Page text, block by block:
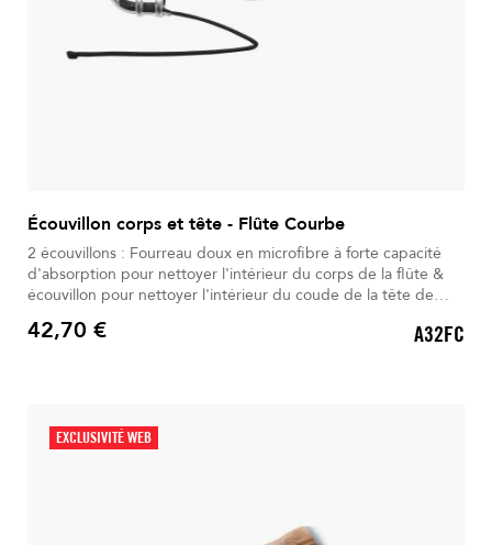
Écouvillon corps et tête - Flûte Courbe
2 écouvillons : Fourreau doux en microfibre à forte capacité
d'absorption pour nettoyer l'intérieur du corps de la flûte &
écouvillon pour nettoyer l'intérieur du coude de la tête de
Prix
42,70 € A32FC
EXCLUSIVITÉ WEB